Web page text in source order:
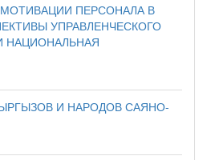
ПЕРСОНАЛА В
УПРАВЛЕНЧЕСКОГО
НАЦИОНАЛЬНАЯ
И НАРОДОВ САЯНО-